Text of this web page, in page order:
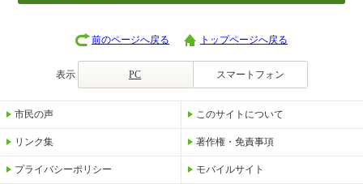
前のページへ戻る トップページへ戻る
表示 PC スマートフォン
市民の声 このサイトについて
リンク集 著作権・免責事項
プライバシーポリシー モバイルサイト